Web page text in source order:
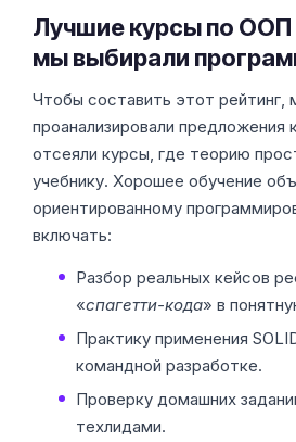
Лучшие курсы по
мы выбирали
Чтобы составить этот рейтинг,
проанализировали предложения
отсеяли курсы, где теорию
учебнику. Хорошее обучение
ориентированному
включать:
Разбор реальных кейсов
«спагетти-кода» в
Практику применения
командной разработке.
Проверку домашних
техлидами.